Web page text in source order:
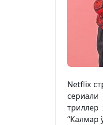
Netflix
“Калмар